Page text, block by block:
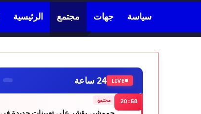
سياسة جهات مجتمع الرئيسية
LIVE 24 ساعة
20:58 مجتمع